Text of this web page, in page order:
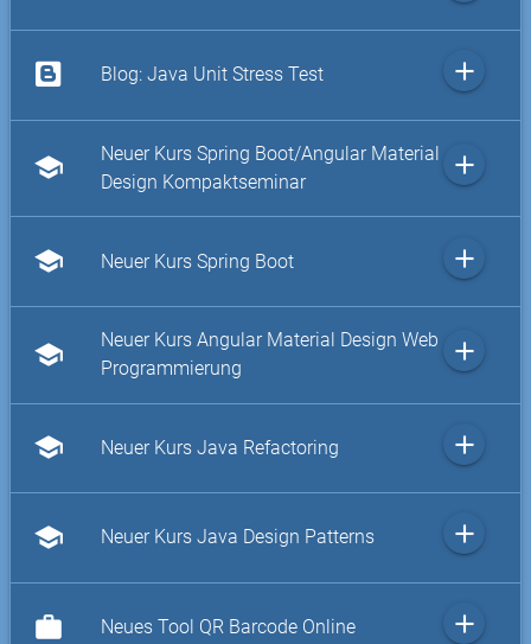
Blog: Java Unit Stress Test add
school
Neuer Kurs Spring Boot/Angular Material
Design Kompaktseminar
add
school Neuer Kurs Spring Boot add
school
Neuer Kurs Angular Material Design Web
Programmierung
add
school Neuer Kurs Java Refactoring add
school Neuer Kurs Java Design Patterns add
work Neues Tool QR Barcode Online add